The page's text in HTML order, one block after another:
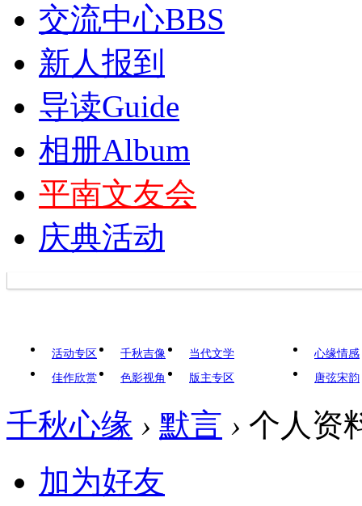
交流中心BBS
新人报到
导读Guide
相册Album
平南文友会
庆典活动
活动专区 千秋吉像
当代文学
佳作欣赏
色影视角 版主专区
心缘情感
唐弦宋韵
千秋心缘 › 默言 › 个人资
加为好友